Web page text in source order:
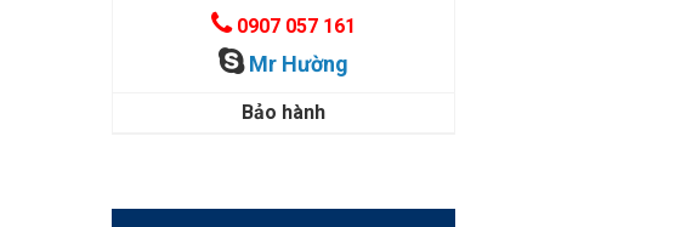
0907 057 161
Mr Hường
Bảo hành